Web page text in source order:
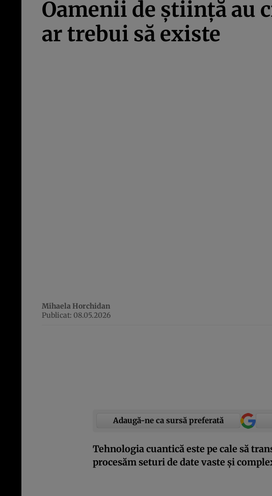
Oamenii de știință au
ar trebui să existe
Mihaela Horchidan
Publicat: 08.05.2026
Adaugă-ne ca sursă preferată
Tehnologia cuantică este pe cale să
procesăm seturi de date vaste și